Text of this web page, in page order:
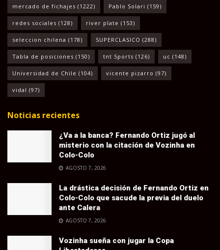
mercado de fichajes (1222) Pablo Solari (159)
redes sociales (128) river plate (153)
seleccion chilena (178) SUPERCLASICO (288)
Tabla de posiciones (150) tnt Sports (126) uc (148)
Universidad de Chile (104) vicente pizarro (97)
vidal (97)
Noticias recientes
¿Va a la banca? Fernando Ortiz jugó al
misterio con la citación de Vozinha en
Colo-Colo
AGOSTO 7, 2026
La drástica decisión de Fernando Ortiz en
Colo-Colo que sacude la previa del duelo
ante Calera
AGOSTO 7, 2026
Vozinha sueña con jugar la Copa